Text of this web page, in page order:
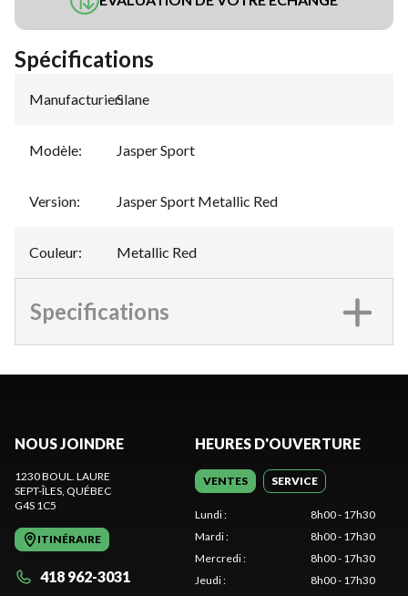
Spécifications
Manufacturier:
Slane
Modèle: Jasper Sport
Version: Jasper Sport Metallic Red
Couleur: Metallic Red
Specifications
NOUS JOINDRE
1230 BOUL. LAURE
SEPT-ÎLES, QUÉBEC
G4S 1C5
ITINÉRAIRE
418 962-3031
HEURES D'OUVERTURE
VENTES SERVICE
Lundi:
8h00 - 17h30
Mardi:
8h00 - 17h30
Mercredi:
8h00 - 17h30
Jeudi:
8h00 - 17h30